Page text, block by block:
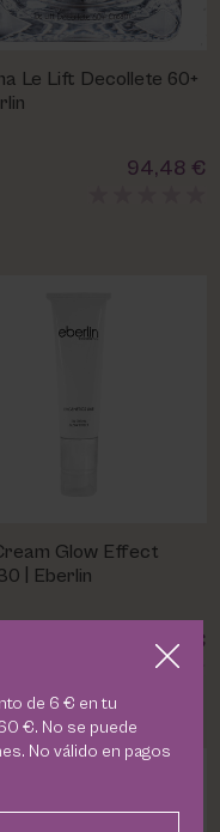
Le Lift Decollete 60+
94,48 €
Glow Effect
| Eberlin
47,11 €
de 6 € en tu
€. No se puede
No válido en pagos